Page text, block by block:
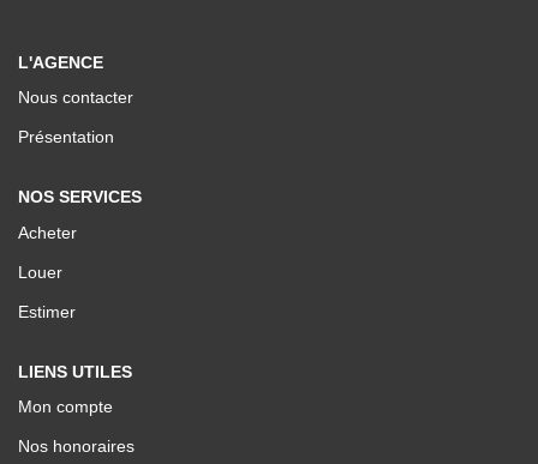
L'AGENCE
Nous contacter
Présentation
NOS SERVICES
Acheter
Louer
Estimer
LIENS UTILES
Mon compte
Nos honoraires